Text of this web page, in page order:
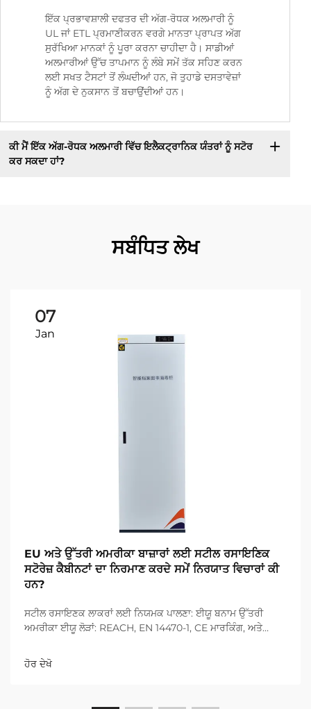
ਇੱਕ ਪ੍ਰਭਾਵਸ਼ਾਲੀ ਦਫਤਰ ਦੀ ਅੱਗ-ਰੋਧਕ ਅਲਮਾਰੀ ਨੂੰ
UL ਜਾਂ ETL ਪ੍ਰਮਾਣੀਕਰਨ ਵਰਗੇ ਮਾਨਤਾ ਪ੍ਰਾਪਤ ਅੱਗ
ਸੁਰੱਖਿਆ ਮਾਨਕਾਂ ਨੂੰ ਪੂਰਾ ਕਰਨਾ ਚਾਹੀਦਾ ਹੈ। ਸਾਡੀਆਂ
ਅਲਮਾਰੀਆਂ ਉੱਚ ਤਾਪਮਾਨ ਨੂੰ ਲੰਬੇ ਸਮੇਂ ਤੱਕ ਸਹਿਣ ਕਰਨ
ਲਈ ਸਖਤ ਟੈਸਟਾਂ ਤੋਂ ਲੰਘਦੀਆਂ ਹਨ, ਜੋ ਤੁਹਾਡੇ ਦਸਤਾਵੇਜ਼ਾਂ
ਨੂੰ ਅੱਗ ਦੇ ਨੁਕਸਾਨ ਤੋਂ ਬਚਾਉਂਦੀਆਂ ਹਨ।
ਕੀ ਮੈਂ ਇੱਕ ਅੱਗ-ਰੋਧਕ ਅਲਮਾਰੀ ਵਿੱਚ ਇਲੈਕਟ੍ਰਾਨਿਕ ਯੰਤਰਾਂ ਨੂੰ ਸਟੋਰ
ਕਰ ਸਕਦਾ ਹਾਂ?
ਸਬੰਧਿਤ ਲੇਖ
07
Jan
EU ਅਤੇ ਉੱਤਰੀ ਅਮਰੀਕਾ ਬਾਜ਼ਾਰਾਂ ਲਈ ਸਟੀਲ ਰਸਾਇਣਿਕ
ਸਟੋਰੇਜ਼ ਕੈਬੀਨਟਾਂ ਦਾ ਨਿਰਮਾਣ ਕਰਦੇ ਸਮੇਂ ਨਿਰਯਾਤ ਵਿਚਾਰਾਂ ਕੀ
ਹਨ?
ਸਟੀਲ ਰਸਾਇਣਕ ਲਾਕਰਾਂ ਲਈ ਨਿਯਮਕ ਪਾਲਣਾ: ਈਯੂ ਬਨਾਮ ਉੱਤਰੀ
ਅਮਰੀਕਾ ਈਯੂ ਲੋੜਾਂ: REACH, EN 14470-1, CE ਮਾਰਕਿੰਗ, ਅਤੇ
ਯੂਨੀਅਨ ਵਿੱਚ ਆਪਣੇ ਉਤਪਾਦਾਂ ਨੂੰ ਭੇਜਣਾ ਚਾਹੁੰਦੇ ਹਨ, ਉਨ੍ਹਾਂ ਨੂੰ ਅਨੁਸਰਣ
ਕਰਨਾ ਪੈਂਦਾ ਹੈ...
ਹੋਰ ਦੇਖੋ